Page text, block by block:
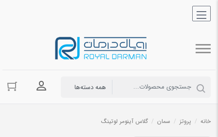
ورود به
خانه / پروتز / سمان / گلاس آینومر لوتینگ